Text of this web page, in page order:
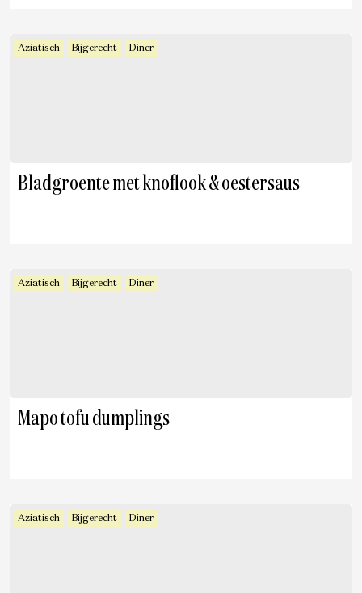
Aziatisch Bijgerecht Diner
Bladgroente met knoflook & oestersaus
Aziatisch Bijgerecht Diner
Mapo tofu dumplings
Aziatisch Bijgerecht Diner